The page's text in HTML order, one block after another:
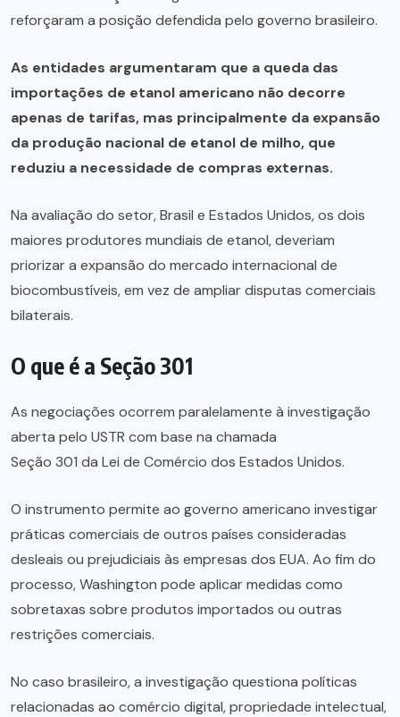
reforçaram a posição defendida pelo governo brasileiro.
As entidades argumentaram que a queda das
importações de etanol americano não decorre
apenas de tarifas, mas principalmente da expansão
da produção nacional de etanol de milho, que
reduziu a necessidade de compras externas.
Na avaliação do setor, Brasil e Estados Unidos, os dois
maiores produtores mundiais de etanol, deveriam
priorizar a expansão do mercado internacional de
biocombustíveis, em vez de ampliar disputas comerciais
bilaterais.
O que é a Seção 301
As negociações ocorrem paralelamente à investigação
aberta pelo USTR com base na chamada
Seção 301 da Lei de Comércio dos Estados Unidos.
O instrumento permite ao governo americano investigar
práticas comerciais de outros países consideradas
desleais ou prejudiciais às empresas dos EUA. Ao fim do
processo, Washington pode aplicar medidas como
sobretaxas sobre produtos importados ou outras
restrições comerciais.
No caso brasileiro, a investigação questiona políticas
relacionadas ao comércio digital, propriedade intelectual,